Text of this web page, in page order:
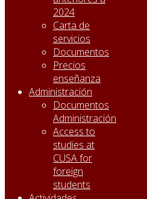
2024
Carta de
servicios
Documentos
Precios
enseñanza
Administración
Documentos
Administración
Access to
studies at
CUSA for
foreign
students